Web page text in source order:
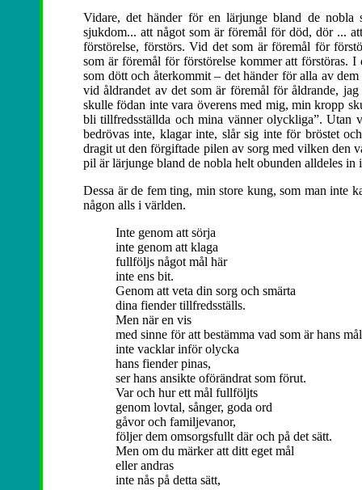
Vidare, det händer för en lärjunge bland de nobla
sjukdom... att något som är föremål för död, dör ...
förstörelse, förstörs. Vid det som är föremål för
som är föremål för förstörelse kommer att förstöras.
som dött och återkommit – det händer för alla av
vid åldrandet av det som är föremål för åldrande,
skulle födan inte vara överens med mig, min kropp
bli tillfredsställda och mina vänner olyckliga”. Utan
bedrövas inte, klagar inte, slår sig inte för bröstet
dragit ut den förgiftade pilen av sorg med vilken den
pil är lärjunge bland de nobla helt obunden alldeles in
Dessa är de fem ting, min store kung, som man inte
någon alls i världen.
Inte genom att sörja
inte genom att klaga
fullföljs något mål här
inte ens bit.
Genom att veta din sorg och smärta
dina fiender tillfredsställs.
Men när en vis
med sinne för att bestämma vad som är hans mål
inte vacklar inför olycka
hans fiender pinas,
ser hans ansikte oförändrat som förut.
Var och hur ett mål fullföljts
genom lovtal, sånger, goda ord
gåvor och familjevanor,
följer dem omsorgsfullt där och på det sätt.
Men om du märker att ditt eget mål
eller andras
inte nås på detta sätt,